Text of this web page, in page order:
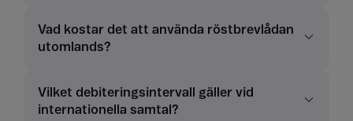
Vad kostar det att använda röstbrevlådan
utomlands?
Vilket debiteringsintervall gäller vid
internationella samtal?